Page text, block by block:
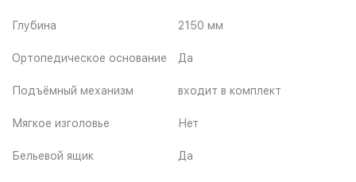
Глубина 2150 мм
Ортопедическое основание Да
Подъёмный механизм входит в комплект
Мягкое изголовье Нет
Бельевой ящик Да